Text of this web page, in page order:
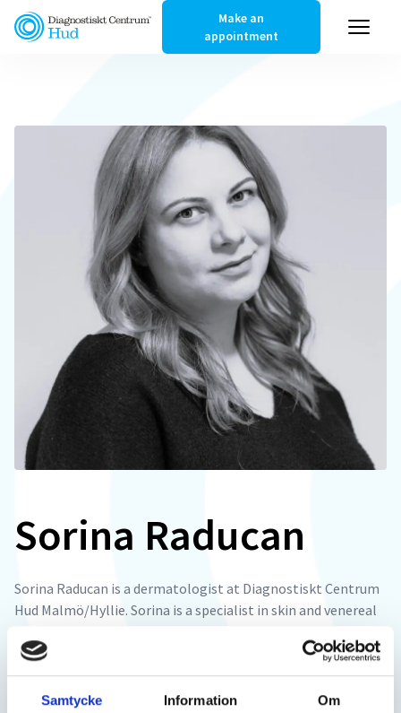
Samtycke Information Om
Make an
appointment
Sorina Raducan
Sorina Raducan is a dermatologist at Diagnostiskt Centrum
Hud Malmö/Hyllie. Sorina is a specialist in skin and venereal
diseases with many years of experience. She was born in
Romania where she graduated in 2007.
Started her journey in dermatology at Bucharest's Central